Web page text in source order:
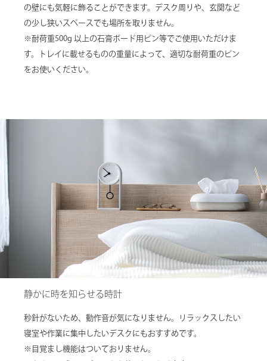
の壁にも気軽に飾ることができます。デスク周りや、玄関など
の少し狭いスペースでも場所を取りません。
※耐荷重500g 以上の石膏ボード用ピン等でご使用いただけま
す。トレイに載せるものの重量によって、適切な耐荷重のピン
をお使いください。
静かに時を知らせる時計
秒針がないため、動作音が気になりません。リラックスしたい
寝室や作業に集中したいデスクにもおすすめです。
※目覚まし機能はついておりません。